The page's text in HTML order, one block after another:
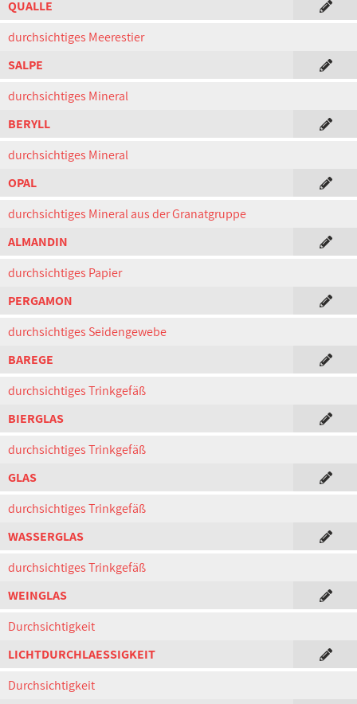
QUALLE
durchsichtiges Meerestier
SALPE
durchsichtiges Mineral
BERYLL
durchsichtiges Mineral
OPAL
durchsichtiges Mineral aus der Granatgruppe
ALMANDIN
durchsichtiges Papier
PERGAMON
durchsichtiges Seidengewebe
BAREGE
durchsichtiges Trinkgefäß
BIERGLAS
durchsichtiges Trinkgefäß
GLAS
durchsichtiges Trinkgefäß
WASSERGLAS
durchsichtiges Trinkgefäß
WEINGLAS
Durchsichtigkeit
LICHTDURCHLAESSIGKEIT
Durchsichtigkeit